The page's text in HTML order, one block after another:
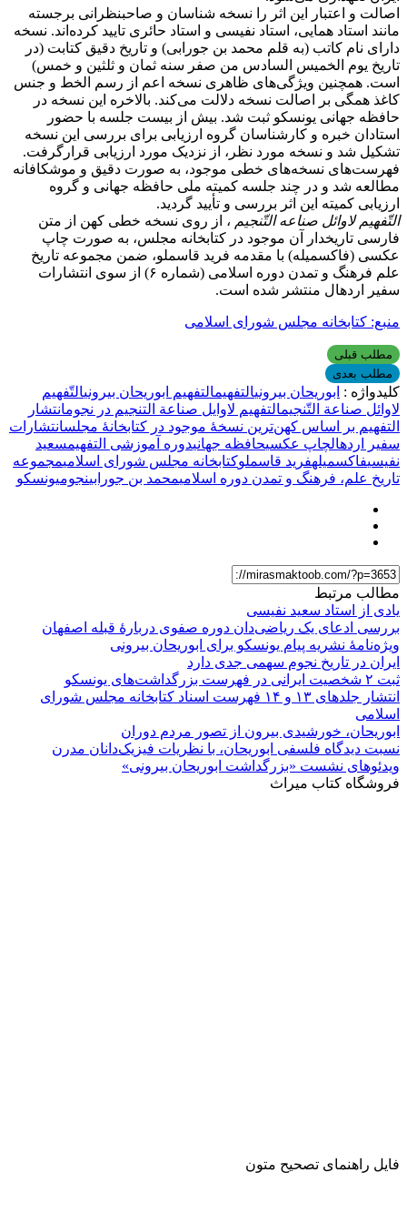
اصالت و اعتبار این اثر را نسخه شناسان و صاحبنظرانی برجسته
مانند استاد همایی، استاد نفیسی و استاد حائری تایید کرده‌اند. نسخه
دارای نام کاتب (به قلم محمد بن جورابی) و تاریخ دقیق کتابت (در
تاریخ یوم الخمیس السادس من صفر سنه ثمان و ثلثین و خمس)
است. همچنین ویژگی‌های ظاهری نسخه اعم از رسم الخط و جنس
کاغذ همگی بر اصالت نسخه دلالت می‌‌کند. بالاخره این نسخه در
حافظه جهانی یونسکو ثبت شد. بیش از بیست جلسه با حضور
استادان خبره و کارشناسان گروه ارزیابی برای بررسی این نسخه
تشکیل شد و نسخه مورد نظر، از نزدیک مورد ارزیابی قرارگرفت.
فهرست‌های نسخه‌های خطی موجود، به صورت دقیق و موشکافانه
مطالعه شد و در چند جلسه کمیته ملی حافظه جهانی و گروه
ارزیابی کمیته این اثر بررسی و تأیید گردید.
التّفهیم لاوائل صناعه التّنجیم ، از روی نسخه خطی کهن از متن
فارسی تاریخدار آن موجود در کتابخانه مجلس، به صورت چاپ
عکسی (فاکسمیله) با مقدمه فرید قاسملو، ضمن مجموعه تاریخ
علم فرهنگ و تمدن دوره اسلامی (شماره ۶) از سوی انتشارات
سفیر اردهال منتشر شده است.
منبع: کتابخانه مجلس شورای اسلامی
مطلب قبلی
مطلب بعدی
کلیدواژه : ابوریحان بیرونیالتفهیمالتفهیم ابوریحان بیرونیالتّفهیم
لاوائل صناعة التّنجیمالتفهیم لاوایل صناعة التنجیم در نجومانتشار
التفهیم بر اساس کهن‌ترین نسخهٔ موجود در کتابخانهٔ مجلسانتشارات
سفیر اردهالچاپ عکسیحافظه جهانیدوره آموزشی التفهیمسعید
نفیسیفاکسمیلهفرید قاسملوکتابخانه مجلس شورای اسلامیمجموعه
تاریخ علم، فرهنگ و تمدن دوره اسلامیمحمد بن جورابینجومیونسکو
مطالب مرتبط
یادی از استاد سعید نفیسی
بررسی ادعای یک ریاضی‌دان دوره صفوی دربارۀ قبله اصفهان
ویژه‌نامۀ نشریه پیام یونسکو برای ابوریحان بیرونی
ایران در تاریخ نجوم سهمی جدی دارد
ثبت ۲ شخصیت ایرانی در فهرست بزرگداشت‌های یونسکو
انتشار جلدهای ۱۳ و ۱۴ فهرست اسناد کتابخانه مجلس شورای
اسلامی
ابوریحان، خورشیدی بیرون از تصور مردم دوران
نسبت دیدگاه فلسفی ابوریحان، با نظریات فیزیک‌دانان مدرن
ویدئوهای نشست «بزرگداشت ابوریحان بیرونی»
فروشگاه کتاب میراث
فایل راهنمای تصحیح متون